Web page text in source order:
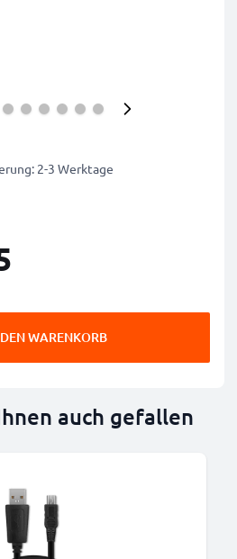
2-3 Werktage
WARENKORB
auch gefallen